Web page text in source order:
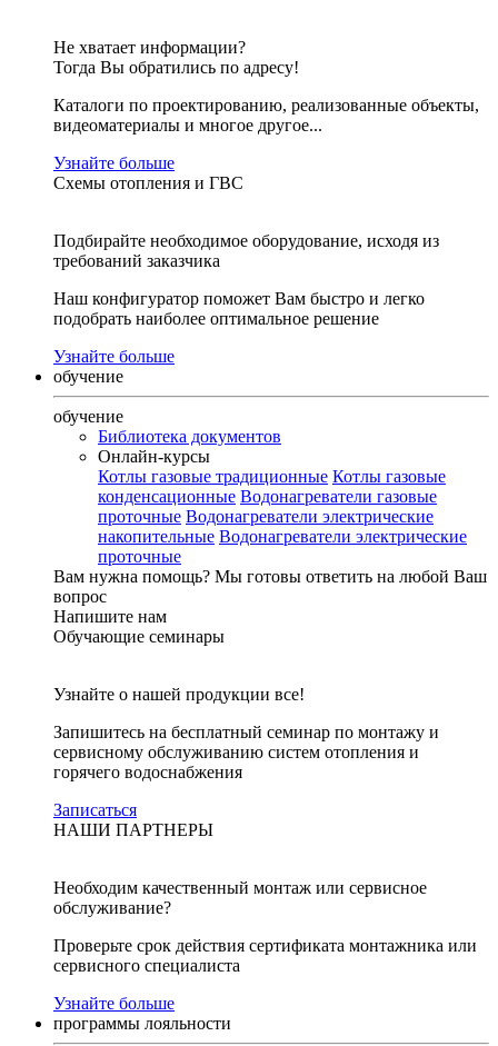
Не хватает информации?
Тогда Вы обратились по адресу!
Каталоги по проектированию, реализованные объекты,
видеоматериалы и многое другое...
Узнайте больше
Схемы отопления и ГВС
Подбирайте необходимое оборудование, исходя из
требований заказчика
Наш конфигуратор поможет Вам быстро и легко
подобрать наиболее оптимальное решение
Узнайте больше
обучение
обучение
Библиотека документов
Онлайн-курсы
Котлы газовые традиционные Котлы газовые
конденсационные Водонагреватели газовые
проточные Водонагреватели электрические
накопительные Водонагреватели электрические
проточные
Вам нужна помощь? Мы готовы ответить на любой Ваш
вопрос
Напишите нам
Обучающие семинары
Узнайте о нашей продукции все!
Запишитесь на бесплатный семинар по монтажу и
сервисному обслуживанию систем отопления и
горячего водоснабжения
Записаться
НАШИ ПАРТНЕРЫ
Необходим качественный монтаж или сервисное
обслуживание?
Проверьте срок действия сертификата монтажника или
сервисного специалиста
Узнайте больше
программы лояльности